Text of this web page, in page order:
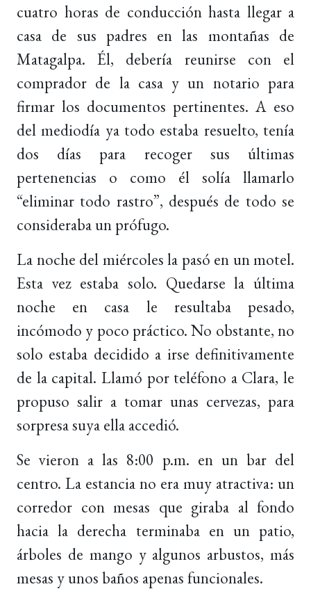
cuatro horas de conducción hasta llegar a
casa de sus padres en las montañas de
Matagalpa. Él, debería reunirse con el
comprador de la casa y un notario para
firmar los documentos pertinentes. A eso
del mediodía ya todo estaba resuelto, tenía
dos días para recoger sus últimas
pertenencias o como él solía llamarlo
“eliminar todo rastro”, después de todo se
consideraba un prófugo.
La noche del miércoles la pasó en un motel.
Esta vez estaba solo. Quedarse la última
noche en casa le resultaba pesado,
incómodo y poco práctico. No obstante, no
solo estaba decidido a irse definitivamente
de la capital. Llamó por teléfono a Clara, le
propuso salir a tomar unas cervezas, para
sorpresa suya ella accedió.
Se vieron a las 8:00 p.m. en un bar del
centro. La estancia no era muy atractiva: un
corredor con mesas que giraba al fondo
hacia la derecha terminaba en un patio,
árboles de mango y algunos arbustos, más
mesas y unos baños apenas funcionales.